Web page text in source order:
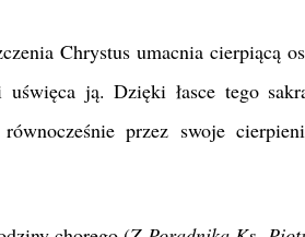
Chrystus umacnia
ją. Dzięki łasce tego
przez swoje